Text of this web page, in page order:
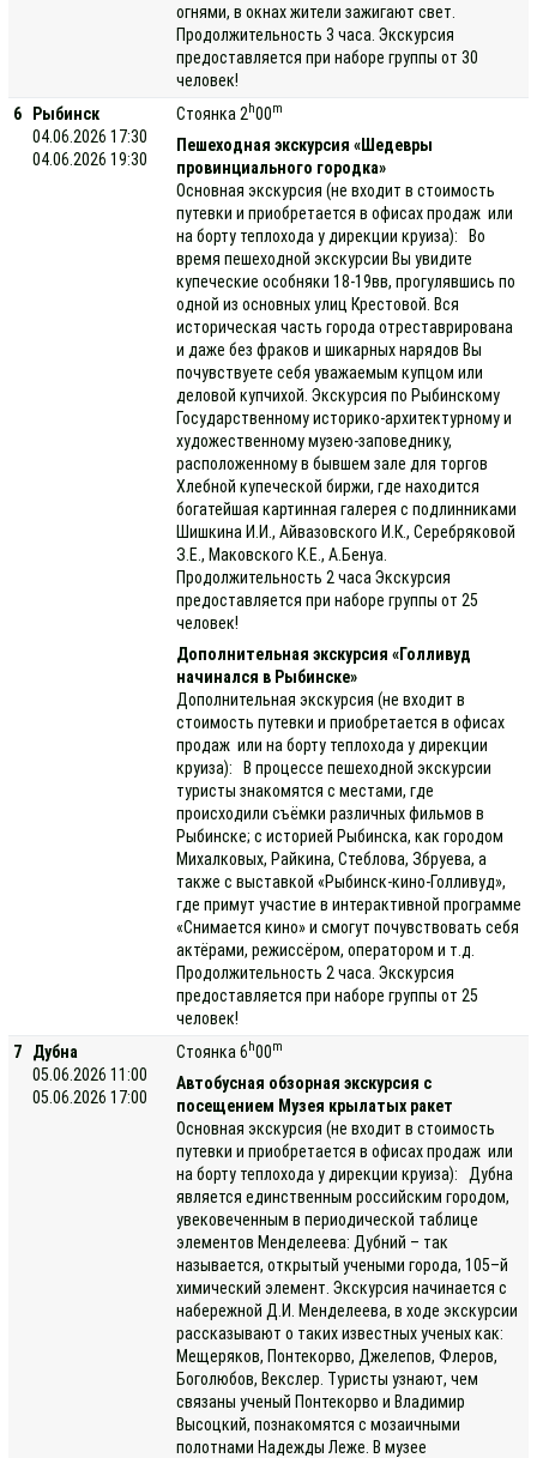
огнями, в окнах жители зажигают свет.
Продолжительность 3 часа. Экскурсия
предоставляется при наборе группы от 30
человек!
6
Рыбинск
04.06.2026 17:30
04.06.2026 19:30
Стоянка 2 h00m
Пешеходная экскурсия «Шедевры
провинциального городка»
Основная экскурсия (не входит в стоимость
путевки и приобретается в офисах продаж или
на борту теплохода у дирекции круиза): Во
время пешеходной экскурсии Вы увидите
купеческие особняки 18-19вв, прогулявшись по
одной из основных улиц Крестовой. Вся
историческая часть города отреставрирована
и даже без фраков и шикарных нарядов Вы
почувствуете себя уважаемым купцом или
деловой купчихой. Экскурсия по Рыбинскому
Государственному историко-архитектурному и
художественному музею-заповеднику,
расположенному в бывшем зале для торгов
Хлебной купеческой биржи, где находится
богатейшая картинная галерея с подлинниками
Шишкина И.И., Айвазовского И.К., Серебряковой
З.Е., Маковского К.Е., А.Бенуа.
Продолжительность 2 часа Экскурсия
предоставляется при наборе группы от 25
человек!
Дополнительная экскурсия «Голливуд
начинался в Рыбинске»
Дополнительная экскурсия (не входит в
стоимость путевки и приобретается в офисах
продаж или на борту теплохода у дирекции
круиза): В процессе пешеходной экскурсии
туристы знакомятся с местами, где
происходили съёмки различных фильмов в
Рыбинске; с историей Рыбинска, как городом
Михалковых, Райкина, Стеблова, Збруева, а
также с выставкой «Рыбинск-кино-Голливуд»,
где примут участие в интерактивной программе
«Снимается кино» и смогут почувствовать себя
актёрами, режиссёром, оператором и т.д.
Продолжительность 2 часа. Экскурсия
предоставляется при наборе группы от 25
человек!
7
Дубна
05.06.2026 11:00
05.06.2026 17:00
Стоянка 6 h00m
Автобусная обзорная экскурсия с
посещением Музея крылатых ракет
Основная экскурсия (не входит в стоимость
путевки и приобретается в офисах продаж или
на борту теплохода у дирекции круиза): Дубна
является единственным российским городом,
увековеченным в периодической таблице
элементов Менделеева: Дубний – так
называется, открытый учеными города, 105–й
химический элемент. Экскурсия начинается с
набережной Д.И. Менделеева, в ходе экскурсии
рассказывают о таких известных ученых как:
Мещеряков, Понтекорво, Джелепов, Флеров,
Боголюбов, Векслер. Туристы узнают, чем
связаны ученый Понтекорво и Владимир
Высоцкий, познакомятся с мозаичными
полотнами Надежды Леже. В музее